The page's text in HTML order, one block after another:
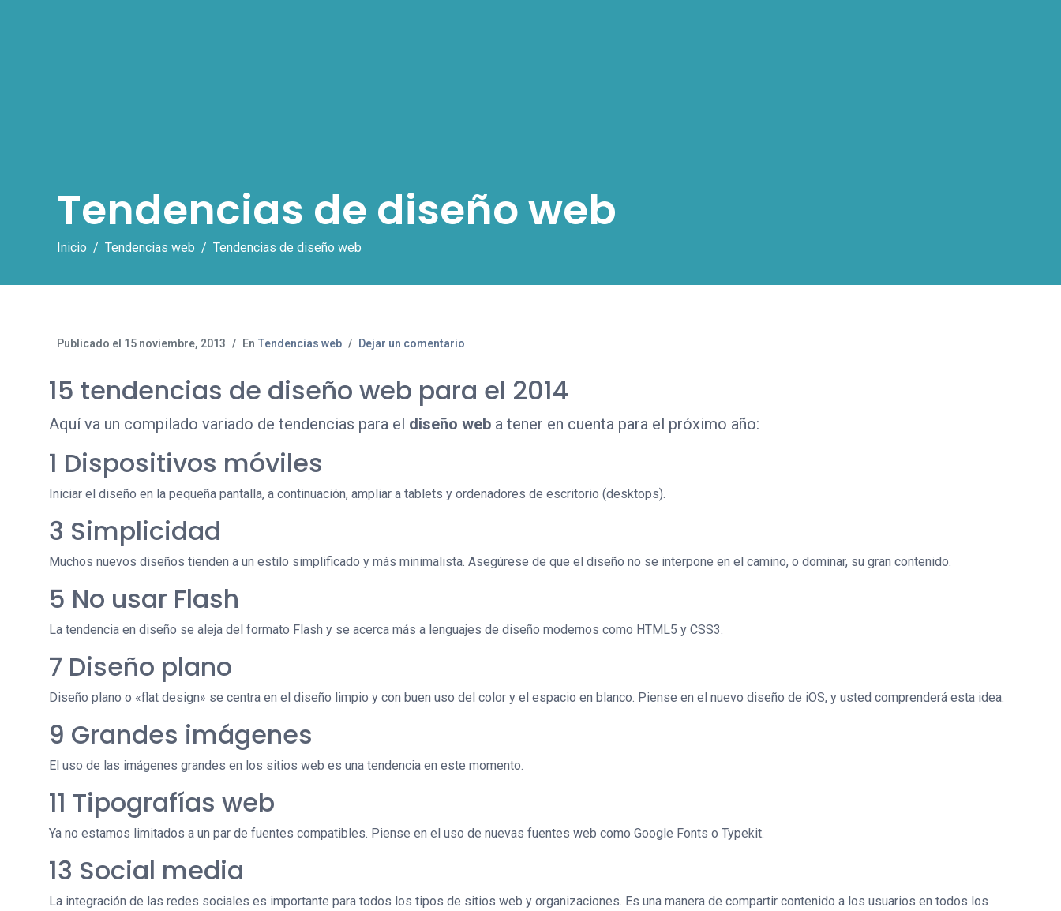
Tendencias de diseño web
Inicio Tendencias web Tendencias de diseño web
Publicado el 15 noviembre, 2013 En Tendencias web Dejar un comentario
15 tendencias de diseño web para el 2014
Aquí va un compilado variado de tendencias para el diseño web a tener en cuenta para el próximo año:
1 Dispositivos móviles
Iniciar el diseño en la pequeña pantalla, a continuación, ampliar a tablets y ordenadores de escritorio (desktops).
3 Simplicidad
Muchos nuevos diseños tienden a un estilo simplificado y más minimalista. Asegúrese de que el diseño no se interpone en el camino, o dominar, su gran contenido.
5 No usar Flash
La tendencia en diseño se aleja del formato Flash y se acerca más a lenguajes de diseño modernos como HTML5 y CSS3.
7 Diseño plano
Diseño plano o «flat design» se centra en el diseño limpio y con buen uso del color y el espacio en blanco. Piense en el nuevo diseño de iOS, y usted comprenderá esta idea.
9 Grandes imágenes
El uso de las imágenes grandes en los sitios web es una tendencia en este momento.
11 Tipografías web
Ya no estamos limitados a un par de fuentes compatibles. Piense en el uso de nuevas fuentes web como Google Fonts o Typekit.
13 Social media
La integración de las redes sociales es importante para todos los tipos de sitios web y organizaciones. Es una manera de compartir contenido a los usuarios en todos los